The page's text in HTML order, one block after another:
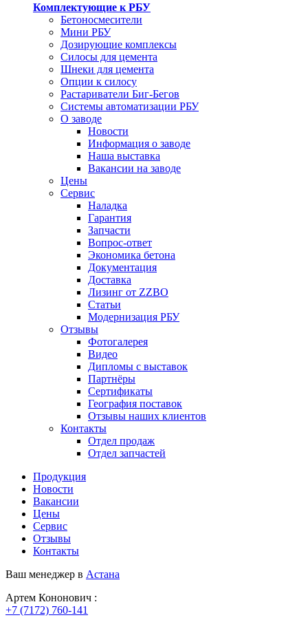
Комплектующие к РБУ
Бетоносмесители
Мини РБУ
Дозирующие комплексы
Силосы для цемента
Шнеки для цемента
Опции к силосу
Растариватели Биг-Бегов
Системы автоматизации РБУ
О заводе
Новости
Информация о заводе
Наша выставка
Вакансии на заводе
Цены
Сервис
Наладка
Гарантия
Запчасти
Вопрос-ответ
Экономика бетона
Документация
Доставка
Лизинг от ZZBO
Статьи
Модернизация РБУ
Отзывы
Фотогалерея
Видео
Дипломы с выставок
Партнёры
Сертификаты
География поставок
Отзывы наших клиентов
Контакты
Отдел продаж
Отдел запчастей
Продукция
Новости
Вакансии
Цены
Сервис
Отзывы
Контакты
Ваш менеджер в Астана
Артем Кононович :
+7 (7172) 760-141